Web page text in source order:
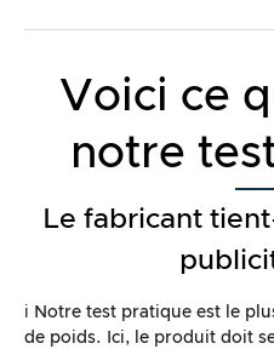
Voici ce
notre
Le fabricant
ℹ️ Notre test pratique est le
de poids. Ici, le produit doit